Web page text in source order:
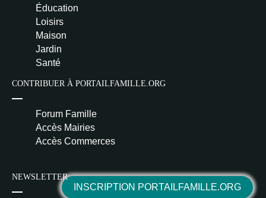
INSCRIPTION PORTAILFAMILLE.ORG
Éducation
Loisirs
Maison
Jardin
Santé
CONTRIBUER À PORTAILFAMILLE.ORG
Forum Famille
Accès Mairies
Accès Commerces
NEWSLETTER